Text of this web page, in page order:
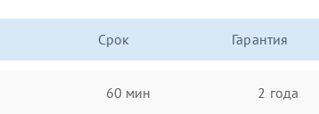
Срок Гарантия
60 мин 2 года